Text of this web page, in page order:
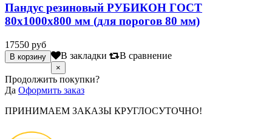
Пандус резиновый РУБИКОН ГОСТ
80х1000х800 мм (для порогов 80 мм)
17550 руб
В закладки В сравнение
×
Продолжить покупки?
Да Оформить заказ
ПРИНИМАЕМ ЗАКАЗЫ КРУГЛОСУТОЧНО!